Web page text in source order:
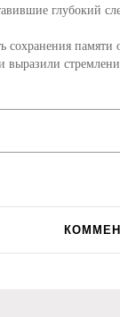
глубокий
сохранения памяти
выразили